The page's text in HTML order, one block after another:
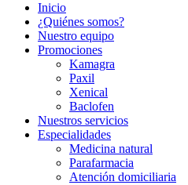
Inicio
¿Quiénes somos?
Nuestro equipo
Promociones
Kamagra
Paxil
Xenical
Baclofen
Nuestros servicios
Especialidades
Medicina natural
Parafarmacia
Atención domiciliaria